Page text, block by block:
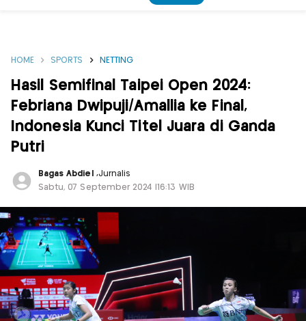
HOME SPORTS NETTING
Hasil Semifinal Taipei Open 2024:
Febriana Dwipuji/Amallia ke Final,
Indonesia Kunci Titel Juara di Ganda
Putri
Bagas Abdiel ,Jurnalis
Sabtu, 07 September 2024 |16:13 WIB